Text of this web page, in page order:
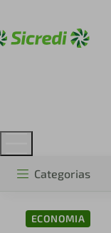
Categorias
ECONOMIA